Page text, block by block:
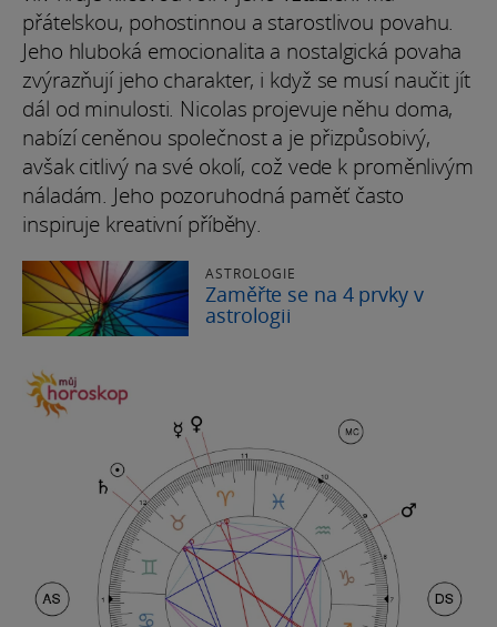
přátelskou, pohostinnou a starostlivou povahu.
Jeho hluboká emocionalita a nostalgická povaha
zvýrazňují jeho charakter, i když se musí naučit jít
dál od minulosti. Nicolas projevuje něhu doma,
nabízí ceněnou společnost a je přizpůsobivý,
avšak citlivý na své okolí, což vede k proměnlivým
náladám. Jeho pozoruhodná paměť často
inspiruje kreativní příběhy.
ASTROLOGIE
Zaměřte se na 4 prvky v
astrologii